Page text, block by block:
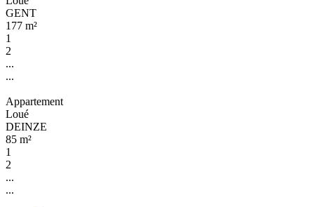
GENT
177 m²
1
2
...
...
Appartement
Loué
DEINZE
85 m²
1
2
...
...